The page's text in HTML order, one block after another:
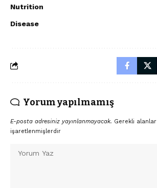
Nutrition
Disease
Yorum yapılmamış
E-posta adresiniz yayınlanmayacak. Gerekli alanlar
işaretlenmişlerdir